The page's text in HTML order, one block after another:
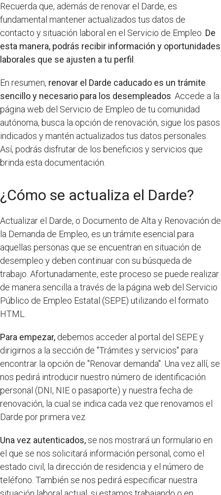
Recuerda que, además de renovar el Darde, es
fundamental mantener actualizados tus datos de
contacto y situación laboral en el Servicio de Empleo. De
esta manera, podrás recibir información y oportunidades
laborales que se ajusten a tu perfil
En resumen, renovar el Darde caducado es un trámite
sencillo y necesario para los desempleados . Accede a la
página web del Servicio de Empleo de tu comunidad
autónoma, busca la opción de renovación, sigue los pasos
indicados y mantén actualizados tus datos personales.
Así, podrás disfrutar de los beneficios y servicios que
brinda esta documentación.
¿Cómo se actualiza el Darde?
Actualizar el Darde, o Documento de Alta y Renovación de
la Demanda de Empleo, es un trámite esencial para
aquellas personas que se encuentran en situación de
desempleo y deben continuar con su búsqueda de
trabajo. Afortunadamente, este proceso se puede realizar
de manera sencilla a través de la página web del Servicio
Público de Empleo Estatal (SEPE) utilizando el formato
HTML.
Para empezar, debemos acceder al portal del SEPE y
dirigirnos a la sección de "Trámites y servicios" para
encontrar la opción de "Renovar demanda". Una vez allí, se
nos pedirá introducir nuestro número de identificación
personal (DNI, NIE o pasaporte) y nuestra fecha de
renovación, la cual se indica cada vez que renovamos el
Darde por primera vez.
Una vez autenticados,se nos mostrará un formulario en
el que se nos solicitará información personal, como el
estado civil, la dirección de residencia y el número de
teléfono. También se nos pedirá especificar nuestra